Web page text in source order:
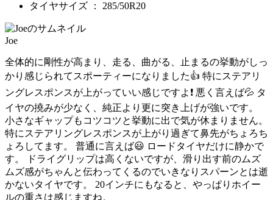
タイヤサイズ ： 285/50R20
Joe
全体的に剛性が高まり、走る、曲がる、止まるの挙動がしっ
かり感じられてスポーティーになりました👍 特にステアリ
ングレスポンスが上がっていい感じですよ❗ 悪く言えば💦 タ
イヤの撓みが少なく、純正より更に突き上げが強いです。
小さなギャップもコツコツと挙動に出で気が休まりません。
特にステアリングレスポンスが上がり過ぎて鼻先がちょろち
ょろしてます。 普通に言えば😃 ロードタイヤだけに静かで
す。 ドライグリップは高くないですが、滑り出す前のムズ
ムズ感がちゃんと伝わってくるのでいきなりスパーンとは逝
かないタイヤです。 20インチにもなると、やっぱりホイー
ルの重さは感じますね。